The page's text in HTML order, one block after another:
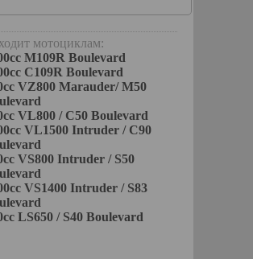
мотоциклам:
M109R Boulevard
C109R Boulevard
VZ800 Marauder/ M50
VL800 / C50 Boulevard
VL1500 Intruder / C90
VS800 Intruder / S50
VS1400 Intruder / S83
LS650 / S40 Boulevard